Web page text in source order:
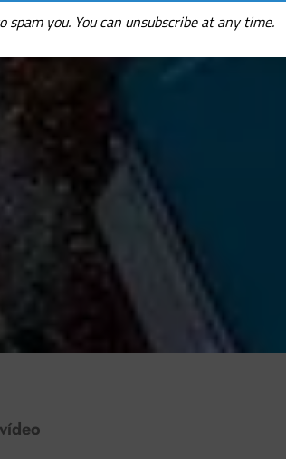
spam you. You can unsubscribe at any time.